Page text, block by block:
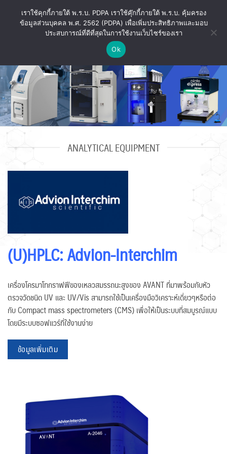
ANALYTICAL EQUIPMENT
(U)HPLC: Advion-Interchim
เครื่องโครมาโทกราฟฟีของเหลวสมรรถนะสูงของ AVANT ที่มาพร้อมกับหัว
ตรวจวัดชนิด UV และ UV/Vis สามารถใช้เป็นเครื่องมือวิเคราะห์เดี่ยวๆหรือต่อ
กับ Compact mass spectrometers (CMS) เพื่อให้เป็นระบบที่สมบูรณ์แบบ
โดยมีระบบซอฟแวร์ที่ใช้งานง่าย
ข้อมูลเพิ่มเติม
เราใช้คุกกี้ภายใต้ พ.ร.บ. PDPA เราใช้คุ๊กกี้ภายใต้ พ.ร.บ. คุ้มครอง
ข้อมูลส่วนบุคคล พ.ศ. 2562 (PDPA) เพื่อเพิ่มประสิทธิภาพและมอบ
ประสบการณ์ที่ดีที่สุดในการใช้งานเว็บไซร์ของเรา
Ok